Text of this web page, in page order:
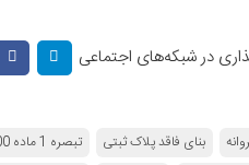
در شبکه‌های اجتماعی
بنای فاقد پلاک ثبتی تبصره 1 ماده 100 قانون شهرداری